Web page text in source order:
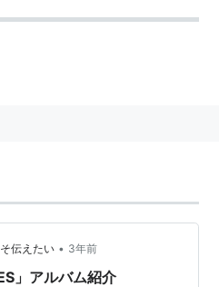
伝えたい • 3年前
」アルバム紹介